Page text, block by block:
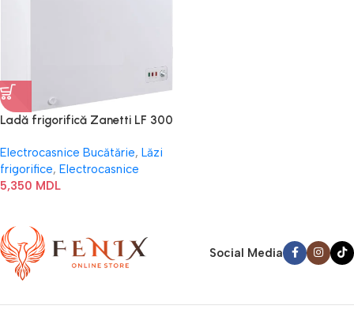
Ladă frigorifică Zanetti LF 300
Electrocasnice Bucătărie, Lăzi
frigorifice, Electrocasnice
5,350 MDL
Social Media